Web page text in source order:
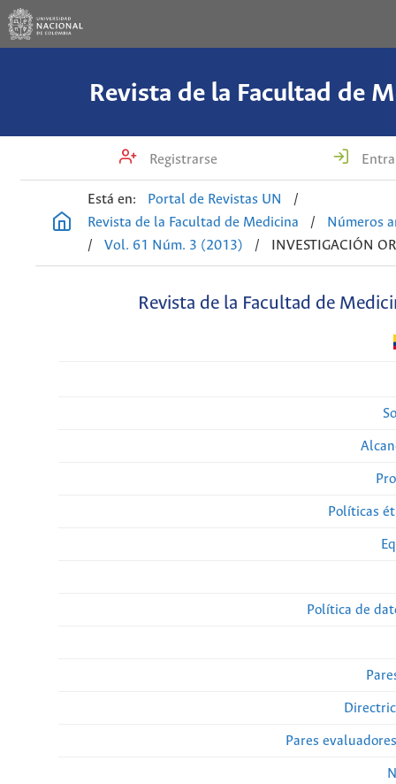
Revista de la Facultad de
Registrarse
Está en: Portal de Revistas UN
/
Revista de la Facultad de Medicina
/
Números
/
Vol. 61 Núm. 3 (2013) / INVESTIGACIÓN
Revista de la Facultad de
Políticas
Política de
Pares